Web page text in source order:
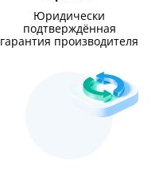
Юридически
подтверждённая
гарантия производителя